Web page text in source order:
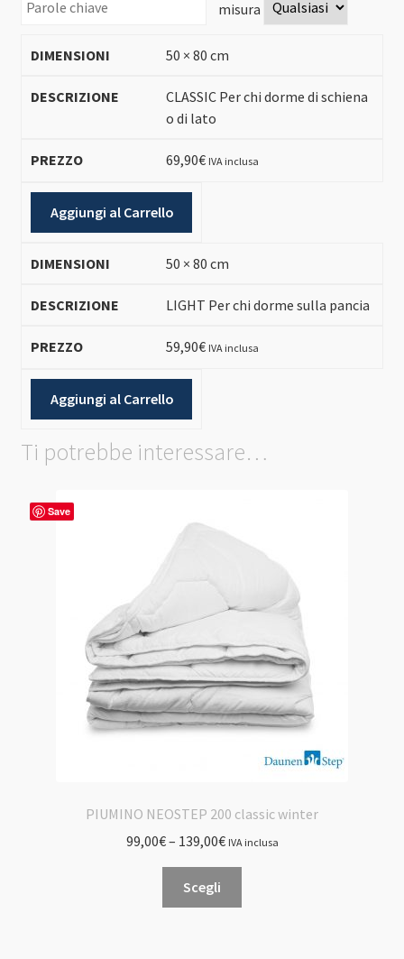
misura
50 × 80 cm
CLASSIC Per chi dorme di schiena
o di lato
69,90€ IVA inclusa
Aggiungi al Carrello
50 × 80 cm
LIGHT Per chi dorme sulla pancia
59,90€ IVA inclusa
Aggiungi al Carrello
Ti potrebbe interessare…
Save
PIUMINO NEOSTEP 200 classic winter
99,00€– 139,00€ IVA inclusa
Scegli